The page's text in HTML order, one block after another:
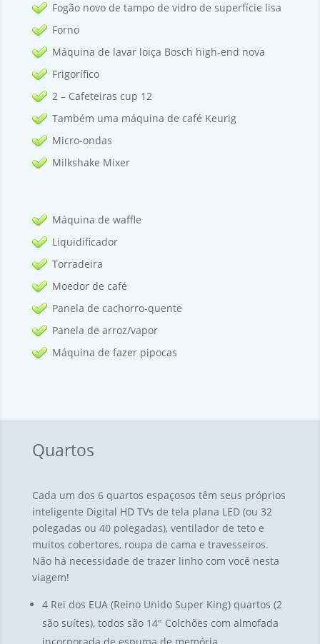
Fogão novo de tampo de vidro de superfície lisa
Forno
Máquina de lavar loiça Bosch high-end nova
Frigorífico
2 – Cafeteiras cup 12
Também uma máquina de café Keurig
Micro-ondas
Milkshake Mixer
Máquina de waffle
Liquidificador
Torradeira
Moedor de café
Panela de cachorro-quente
Panela de arroz/vapor
Máquina de fazer pipocas
Quartos
Cada um dos 6 quartos espaçosos têm seus próprios
inteligente Digital HD TVs de tela plana LED (ou 32
polegadas ou 40 polegadas), ventilador de teto e
muitos cobertores, roupa de cama e travesseiros.
Não há necessidade de trazer linho com você nesta
viagem!
4 Rei dos EUA (Reino Unido Super King) quartos (2
são suítes), todos são 14″ Colchões com almofada